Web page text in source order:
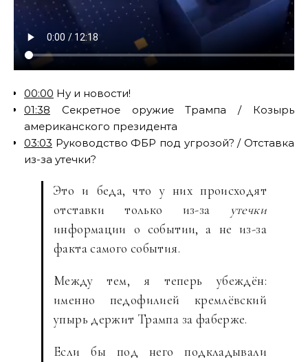
00:00 Ну и новости!
01:38 Секретное оружие Трампа / Козырь
американского президента
03:03 Руководство ФБР под угрозой? / Отставка
из-за утечки?
Это и беда, что у них происходят
отставки только из-за утечки
информации о событии, а не из-за
факта самого события.
Между тем, я теперь убеждён:
именно педофилией кремлёвский
упырь держит Трампа за фаберже.
Если бы под него подкладывали